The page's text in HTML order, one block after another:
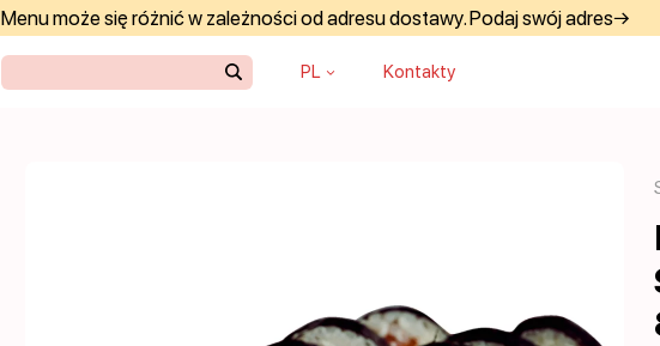
Menu może się różnić w zależności od adresu dostawy. Podaj swój adres→
PL Kontakty